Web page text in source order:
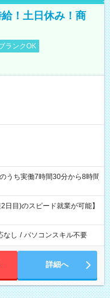
！土日休み！商
ランクOK
目)のスピード就業が可能】
なし / パソコンスキル不要
詳細へ